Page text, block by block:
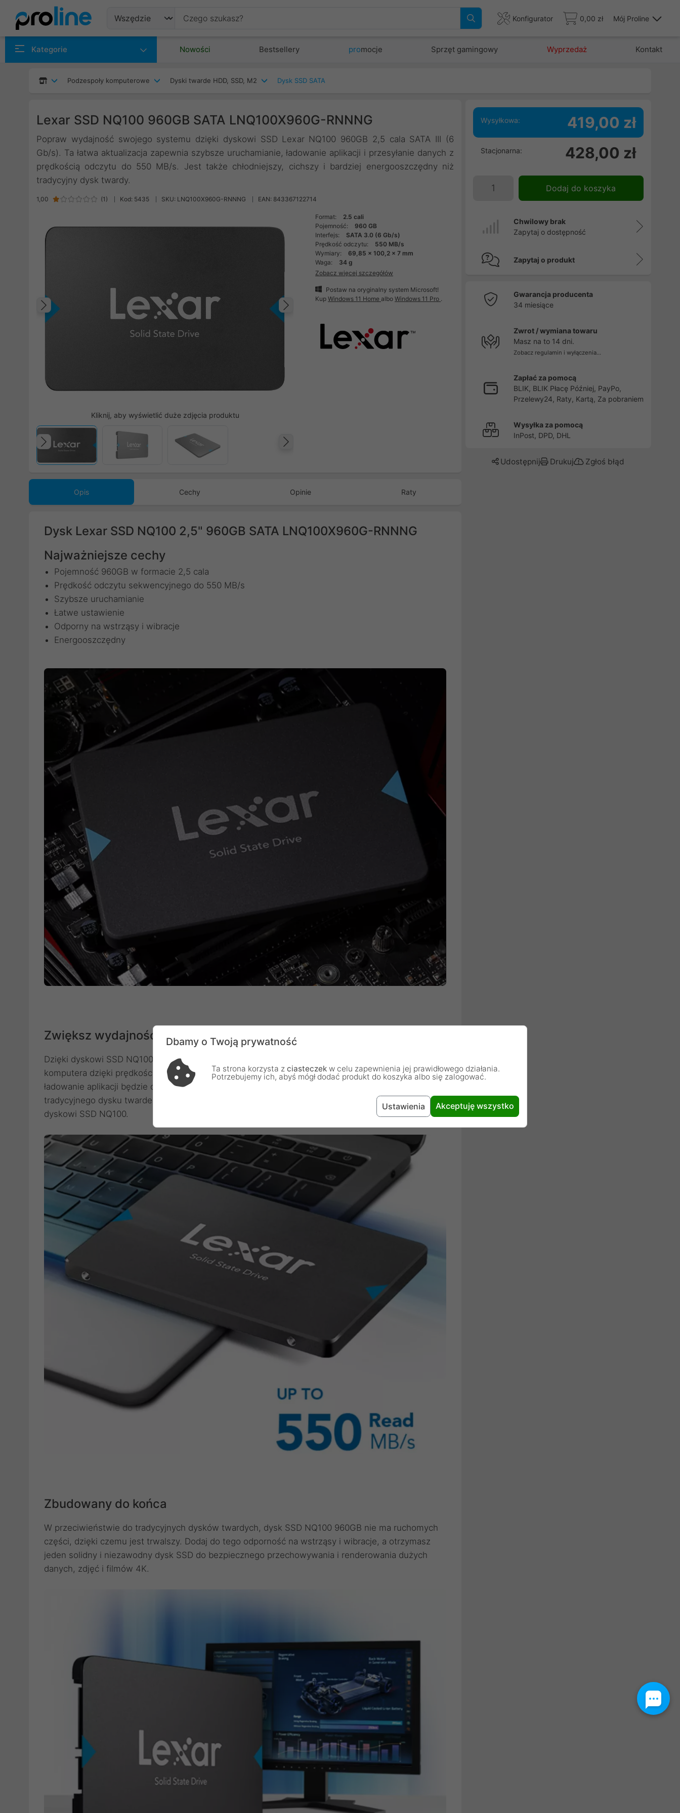
Konfigurator 0,00 zł Mój Proline
Kategorie Nowości Bestsellery promocje Sprzęt gamingowy Wyprzedaż Kontakt
Podzespoły komputerowe Dyski twarde HDD, SSD, M2 Dysk SSD SATA
Lexar SSD NQ100 960GB SATA LNQ100X960G-RNNNG
Popraw wydajność swojego systemu dzięki dyskowi SSD Lexar NQ100 960GB 2,5 cala SATA III (6
Gb/s). Ta łatwa aktualizacja zapewnia szybsze uruchamianie, ładowanie aplikacji i przesyłanie danych z
prędkością odczytu do 550 MB/s. Jest także chłodniejszy, cichszy i bardziej energooszczędny niż
tradycyjny dysk twardy.
1,00 (1 ) Kod: 5435 SKU: LNQ100X960G-RNNNG EAN: 843367122714
Poprzedni
Kliknij, aby wyświetlić duże zdjęcia produktu
Poprzedni
Format:
2.5 cali
Pojemność:
960 GB
Interfejs:
SATA 3.0 (6 Gb/s)
Prędkość odczytu:
550 MB/s
Wymiary:
69,85 x 100,2 x 7 mm
Waga:
34 g
Zobacz więcej szczegółów
Postaw na oryginalny system Microsoft!
KupWindows 11 HomealboWindows 11 Pro .
Opis Cechy Opinie Raty
Dysk Lexar SSD NQ100 2,5" 960GB SATA LNQ100X960G-RNNNG
Najważniejsze cechy
Pojemność 960GB w formacie 2,5 cala
Prędkość odczytu sekwencyjnego do 550 MB/s
Szybsze uruchamianie
Łatwe ustawienie
Odporny na wstrząsy i wibracje
Energooszczędny
Zwiększ wydajność swojego komputera
Dzięki dyskowi SSD NQ100 960GB możesz zaoszczędzić czas i poprawić wydajność swojego
komputera dzięki prędkości odczytu do 550 MB/s. Dzięki niemu uruchamianie, przesyłanie danych i
ładowanie aplikacji będzie dziecinnie proste. Zostaw za sobą obawy związane z wydajnością
tradycyjnego dysku twardego i ciesz się większą szybkością i większą przestrzenią dyskową dzięki
dyskowi SSD NQ100.
Zbudowany do końca
W przeciwieństwie do tradycyjnych dysków twardych, dysk SSD NQ100 960GB nie ma ruchomych
części, dzięki czemu jest trwalszy. Dodaj do tego odporność na wstrząsy i wibracje, a otrzymasz
jeden solidny i niezawodny dysk SSD do bezpiecznego przechowywania i renderowania dużych
danych, zdjęć i filmów 4K.
Wysyłkowa: 419,00 zł
Stacjonarna: 428,00 zł
Dodaj do koszyka
Chwilowy brak
Zapytaj o dostępność
Zapytaj o produkt
Gwarancja producenta
34 miesiące
Zwrot / wymiana towaru
Masz na to 14 dni.
Zobacz regulamin i wyłączenia...
Zapłać za pomocą
BLIK, BLIK Płacę Później, PayPo,
Przelewy24, Raty, Kartą, Za pobraniem
Wysyłka za pomocą
InPost, DPD, DHL
Udostępnij Drukuj Zgłoś błąd
Dbamy o Twoją prywatność
Ta strona korzysta z ciasteczek w celu zapewnienia jej prawidłowego działania.
Potrzebujemy ich, abyś mógł dodać produkt do koszyka albo się zalogować.
Ustawienia Akceptuję wszystko